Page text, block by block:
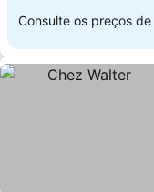
Consulte os preços de